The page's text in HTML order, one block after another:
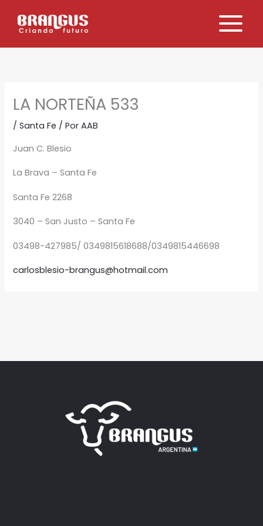
LA NORTEÑA 533
/Santa Fe / PorAAB
Juan C. Blesio
La Brava – Santa Fe
Santa Fe 2268
3040 – San Justo – Santa Fe
03498-427985/ 0349815618688/0349815446698
carlosblesio-brangus@hotmail.com